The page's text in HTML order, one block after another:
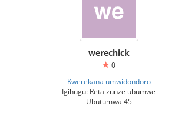
werechick
0
Kwerekana umwidondoro
Igihugu: Reta zunze ubumwe
Ubutumwa 45